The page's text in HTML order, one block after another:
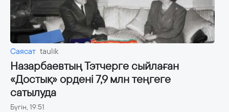
Саясат taulik
Назарбаевтың Тэтчерге сыйлаған
«Достық» ордені 7,9 млн теңгеге
сатылуда
Бүгін, 19:51